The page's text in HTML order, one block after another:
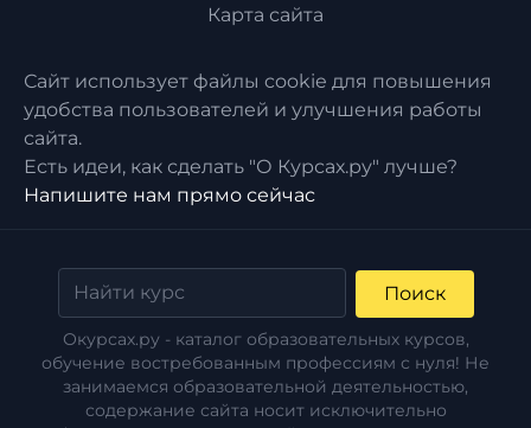
Карта сайта
Сайт использует файлы cookie для повышения
удобства пользователей и улучшения работы
сайта.
Есть идеи, как сделать "О Курсах.ру" лучше?
Напишите нам прямо сейчас
Поиск
Окурсах.ру - каталог образовательных курсов,
обучение востребованным профессиям с нуля! Не
занимаемся образовательной деятельностью,
содержание сайта носит исключительно